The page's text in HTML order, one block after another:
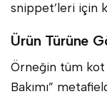
snippet’leri için
Ürün Türüne
Örneğin tüm kot
Bakımı”